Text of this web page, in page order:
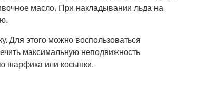
масло. При накладывании льда на
Для этого можно воспользоваться
максимальную неподвижность
шарфика или косынки.